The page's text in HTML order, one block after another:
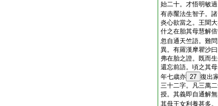
始二十。才悟明敏
有赤黶法生智子。
炎心欲當之。王聞
什之在胎其母慧解
忽自通天竺語。難
異。有羅漢摩瞿沙
弗在胎之證。既而
還忘前語。頃之其
年七歳亦 27 復出
三十二字。凡三萬
授。其義即自通解
其母王女利養甚多